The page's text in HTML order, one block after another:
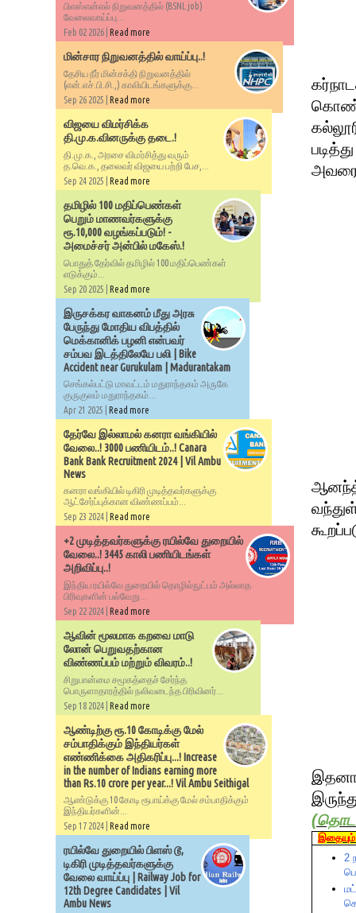
அவரை
ஆனந்த்
(
இதையும்
2
பிஎஸ்என்எல் நிறுவனத்தில் (BSNL job)
வேலைவாய்ப்பு...
Feb 02 2026 | Read more
மின்சார நிறுவனத்தில் வாய்ப்பு..!
தேசிய நீர் மின்சக்தி நிறுவனத்தில்
(என்.எச்.பி.சி.,) காலியிடங்களுக்கு...
Sep 26 2025 | Read more
விஜயை விமர்சிக்க
தி.மு.க.வினருக்கு தடை.!
தி.மு.க., அரசை விமர்சித்து வரும்
த.வெ.க., தலைவர் விஜயை பற்றி பேச,...
Sep 24 2025 | Read more
தமிழில் 100 மதிப்பெண்கள்
பெறும் மாணவர்களுக்கு
ரூ.10,000 வழங்கப்படும்! -
அமைச்சர் அன்பில் மகேஸ்.!
பொதுத் தேர்வில் தமிழில் 100 மதிப்பெண்கள்
எடுக்கும்...
Sep 20 2025 | Read more
இருசக்கர வாகனம் மீது அரசு
பேருந்து மோதிய விபத்தில்
மெக்கானிக் பழனி என்பவர்
சம்பவ இடத்திலேயே பலி | Bike
Accident near Gurukulam | Madurantakam
செங்கல்பட்டு மாவட்டம் மதுராந்தகம் அருகே
குருகுலம் மதுராந்தகம்...
Apr 21 2025 | Read more
தேர்வே இல்லாமல் கனரா வங்கியில்
வேலை..! 3000 பணியிடம்..! Canara
Bank Bank Recruitment 2024 | Vil Ambu
News
கனரா வங்கியில் டிகிரி முடித்தவர்களுக்கு
ஆட்சேர்ப்புக்கான விண்ணப்பம்...
Sep 23 2024 | Read more
+2 முடித்தவர்களுக்கு ரயில்வே துறையில்
வேலை..! 3445 காலி பணியிடங்கள்
அறிவிப்பு..!
இந்திய ரயில்வே துறையில் தொழில்நுட்பம் அல்லாத
பிரிவுகளின் பல்வேறு...
Sep 22 2024 | Read more
ஆவின் மூலமாக கறவை மாடு
லோன் பெறுவதற்கான
விண்ணப்பம் மற்றும் விவரம்..!
சிறுபான்மை சமூகத்தைச் சேர்ந்த
பொருளாதாரத்தில் நலிவடைந்த பிரிவினர்...
Sep 18 2024 | Read more
ஆண்டிற்கு ரூ.10 கோடிக்கு மேல்
சம்பாதிக்கும் இந்தியர்கள்
எண்ணிக்கை அதிகரிப்பு...! Increase
in the number of Indians earning more
than Rs.10 crore per year...! Vil Ambu Seithigal
ஆண்டுக்கு 10 கோடி ரூபாய்க்கு மேல் சம்பாதிக்கும்
இந்தியர்களின்...
Sep 17 2024 | Read more
ரயில்வே துறையில் பிளஸ் டூ,
டிகிரி முடித்தவர்களுக்கு
வேலை வாய்ப்பு | Railway Job for
12th Degree Candidates | Vil
Ambu News